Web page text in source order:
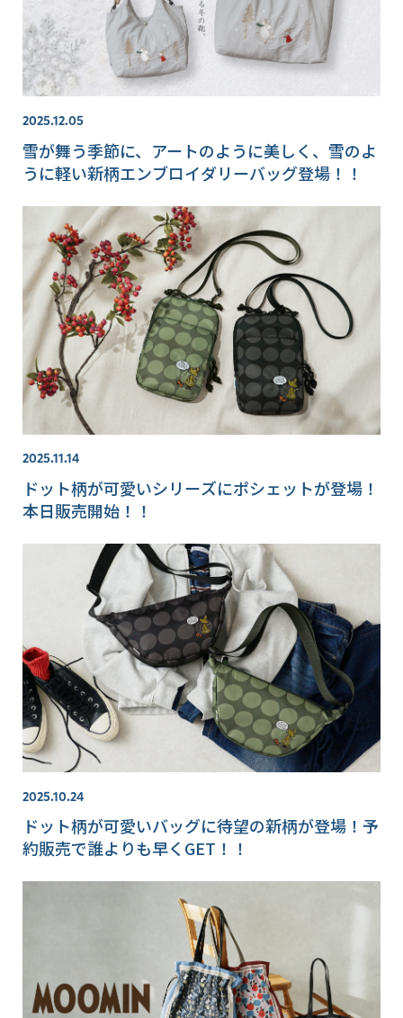
2025.12.05
雪が舞う季節に、アートのように美しく、雪のよ
うに軽い新柄エンブロイダリーバッグ登場！！
2025.11.14
ドット柄が可愛いシリーズにポシェットが登場！
本日販売開始！！
2025.10.24
ドット柄が可愛いバッグに待望の新柄が登場！予
約販売で誰よりも早くGET！！